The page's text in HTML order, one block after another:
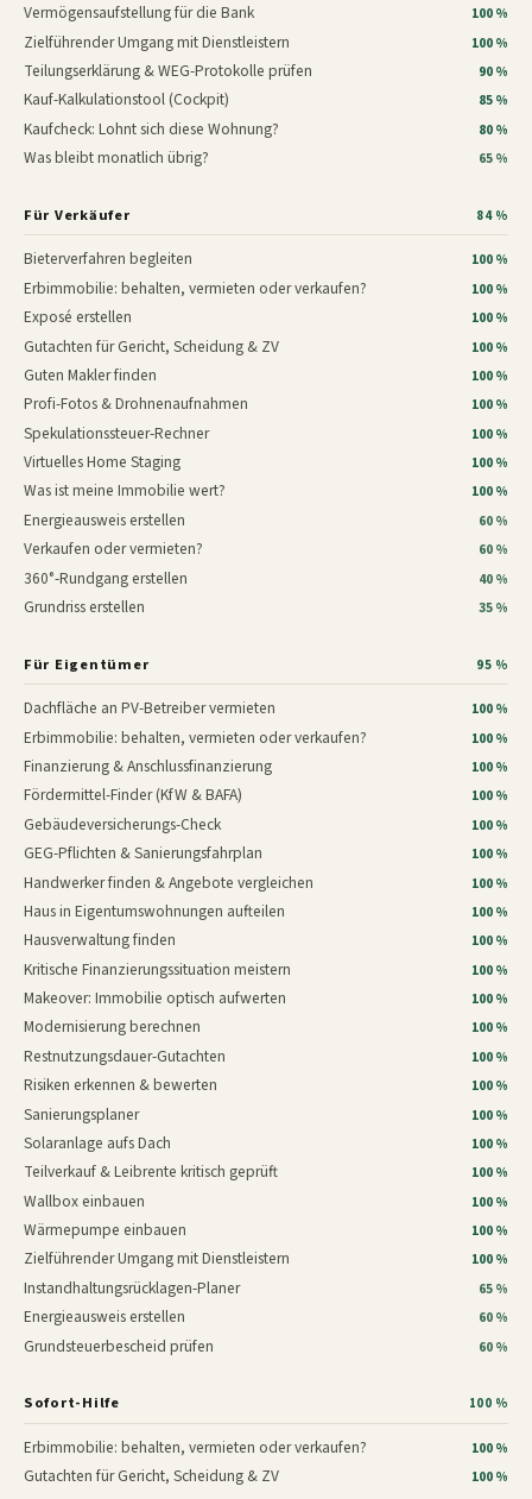
Vermögensaufstellung für die Bank 100 %
Zielführender Umgang mit Dienstleistern 100 %
Teilungserklärung & WEG-Protokolle prüfen 90 %
Kauf-Kalkulationstool (Cockpit) 85 %
Kaufcheck: Lohnt sich diese Wohnung? 80 %
Was bleibt monatlich übrig? 65 %
Für Verkäufer 84 %
Bieterverfahren begleiten 100 %
Erbimmobilie: behalten, vermieten oder verkaufen? 100 %
Exposé erstellen 100 %
Gutachten für Gericht, Scheidung & ZV 100 %
Guten Makler finden 100 %
Profi-Fotos & Drohnenaufnahmen 100 %
Spekulationssteuer-Rechner 100 %
Virtuelles Home Staging 100 %
Was ist meine Immobilie wert? 100 %
Energieausweis erstellen 60 %
Verkaufen oder vermieten? 60 %
360°-Rundgang erstellen 40 %
Grundriss erstellen 35 %
Für Eigentümer 95 %
Dachfläche an PV-Betreiber vermieten 100 %
Erbimmobilie: behalten, vermieten oder verkaufen? 100 %
Finanzierung & Anschlussfinanzierung 100 %
Fördermittel-Finder (KfW & BAFA) 100 %
Gebäudeversicherungs-Check 100 %
GEG-Pflichten & Sanierungsfahrplan 100 %
Handwerker finden & Angebote vergleichen 100 %
Haus in Eigentumswohnungen aufteilen 100 %
Hausverwaltung finden 100 %
Kritische Finanzierungssituation meistern 100 %
Makeover: Immobilie optisch aufwerten 100 %
Modernisierung berechnen 100 %
Restnutzungsdauer-Gutachten 100 %
Risiken erkennen & bewerten 100 %
Sanierungsplaner 100 %
Solaranlage aufs Dach 100 %
Teilverkauf & Leibrente kritisch geprüft 100 %
Wallbox einbauen 100 %
Wärmepumpe einbauen 100 %
Zielführender Umgang mit Dienstleistern 100 %
Instandhaltungsrücklagen-Planer 65 %
Energieausweis erstellen 60 %
Grundsteuerbescheid prüfen 60 %
Sofort-Hilfe 100 %
Erbimmobilie: behalten, vermieten oder verkaufen? 100 %
Gutachten für Gericht, Scheidung & ZV 100 %